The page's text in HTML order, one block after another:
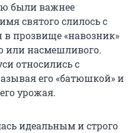
были важнее
святого слилось с
в прозвище «навозник»
или насмешливого.
относились с
его «батюшкой» и
урожая.
идеальным и строго